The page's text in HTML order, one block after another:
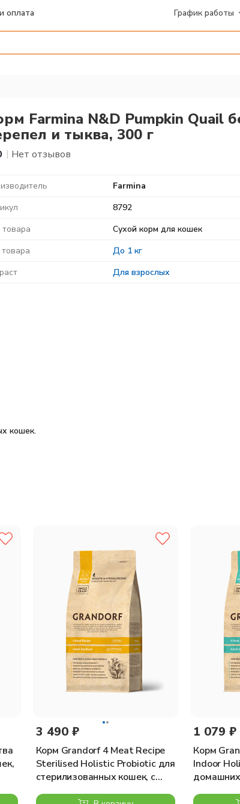
оплата График работы
Farmina N&D Pumpkin Quail
и тыква, 300 г
| Нет отзывов
Farmina
8792
Сухой корм для кошек
До 1 кг
Для взрослых
кошек.
гороховый крахмал, куриный жир, дегидратированная
морковь, сушеная люцерна, инулин,
сушеная черная смородина, дегидратированный
календулы (источник лютеина).
С — 300мг; Никотиновая кислота — 150мг;
Витамин В12 — 0,1мг; Холина хлорид — 2500мг;
— 380мг; Хелат железа гидрата глицина —
— 5000мг; Таурин — 4000мг.
Антиоксиданты: экстракт токоферолов
3 490 ₽
Корм Grandorf 4 Meat Recipe
Sterilised Holistic Probiotic для
стерилизованных кошек, с
1 079 ₽
Корм
Indoor